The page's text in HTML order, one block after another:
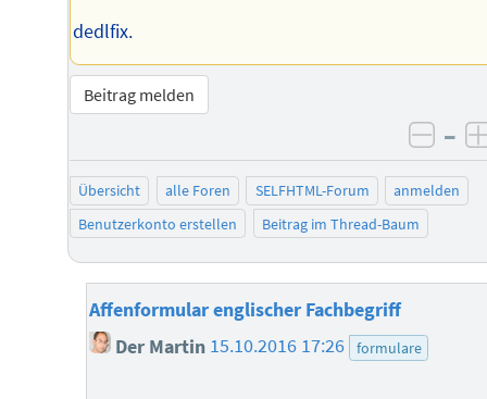
dedlfix.
Beitrag melden
–
Übersicht alle Foren SELFHTML-Forum
anmelden
Benutzerkonto erstellen
Beitrag im Thread-Baum
Affenformular englischer Fachbegriff
Der Martin 15.10.2016 17:26 formulare